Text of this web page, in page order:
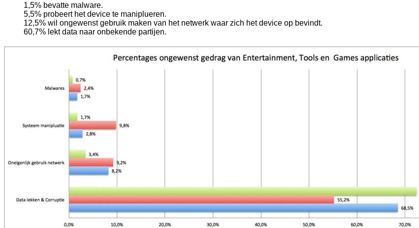
1,5% bevatte malware.
5,5% probeert het device te maniplueren.
12,5% wil ongewenst gebruik maken van het netwerk waar zich het device op bevindt.
60,7% lekt data naar onbekende partijen.